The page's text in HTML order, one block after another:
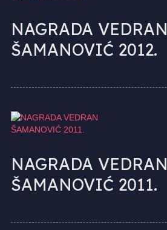
NAGRADA VEDRAN
ŠAMANOVIĆ 2012.
NAGRADA VEDRAN
ŠAMANOVIĆ 2011.